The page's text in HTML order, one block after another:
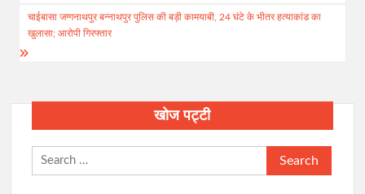
चाईबासा जग्गनाथपुर बन्नाथपुर पुलिस की बड़ी कामयाबी, 24 घंटे के भीतर हत्याकांड का
खुलासा; आरोपी गिरफ्तार
खोज पट्टी
Search
for: